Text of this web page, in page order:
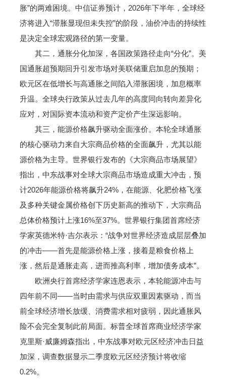
胀”的两难困境。中信证券预计，2026年下半年，全球经
济将进入“滞胀显现但未失控”的阶段，油价冲击的持续性
是决定全球宏观路径的第一变量。
其二，通胀分化加深，各国政策路径走向“分化”。美
国通胀超预期回升引发市场对美联储重启加息的预期；
欧元区在低增长与高通胀之间陷入滞胀困境，加息概率
升温。全球央行政策从过去几年的高度同向转向差异化
应对，对国际资本流动和资产定价产生深远影响。
其三，能源价格飙升驱动全面涨价。本轮全球通胀
的核心驱动力来自大宗商品价格的全面飙升，尤其以能
源价格为主导。世界银行发布的《大宗商品市场展望》
指出，中东战事对全球大宗商品市场造成重大冲击，预
计2026年能源价格将飙升24%，在能源、化肥价格飞涨
及多种关键金属价格创下历史新高的推动下，大宗商品
总体价格预计上涨16%至37%。世界银行集团首席经济
学家英德米特·吉尔表示：“战争对世界经济造成层层叠加
的冲击——首先是能源价格上涨，接着是粮食价格上
涨，然后是通胀走高，进而推高利率，增加债务成本”。
欧洲央行首席经济学家连恩表示，本轮能源冲击与
四年前不同——当时由需求与供应双重因素驱动，而当
前全球经济增长放缓、消费需求相对疲弱，因此通胀风
险不会完全复制此前局面。标普全球首席商业经济学家
克里斯·威廉姆森指出，中东战事对欧元区经济冲击日益
加深，调查数据显示二季度欧元区经济预计将收缩
0.2%。